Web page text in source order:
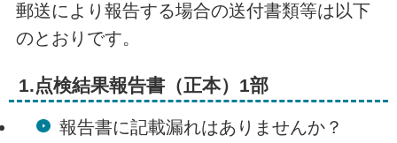
郵送により報告する場合の送付書類等は以下
のとおりです。
1.点検結果報告書（正本）1部
報告書に記載漏れはありませんか？